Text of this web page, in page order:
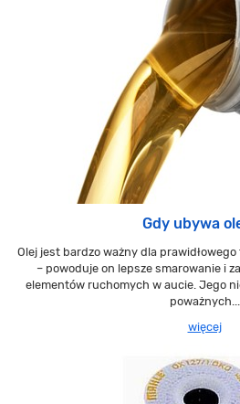
Gdy ubywa
Olej jest bardzo ważny dla
– powoduje on lepsze smarowanie i
elementów ruchomych w aucie. Jego
poważnych...
więcej